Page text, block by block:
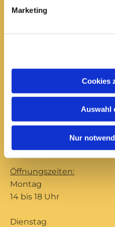
Marketing
Cookies
Auswahl
Nur
10 bis 12 Uhr
14 bis 16 Uhr
Büro Ilmenau
Unterpörlitzer Str. 15
Ilmenau, 98693
03677 202571
Öffnungszeiten:
Montag
14 bis 18 Uhr
Dienstag